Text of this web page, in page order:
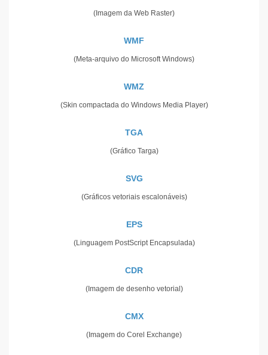
(Imagem da Web Raster)
WMF
(Meta-arquivo do Microsoft Windows)
WMZ
(Skin compactada do Windows Media Player)
TGA
(Gráfico Targa)
SVG
(Gráficos vetoriais escalonáveis)
EPS
(Linguagem PostScript Encapsulada)
CDR
(Imagem de desenho vetorial)
CMX
(Imagem do Corel Exchange)